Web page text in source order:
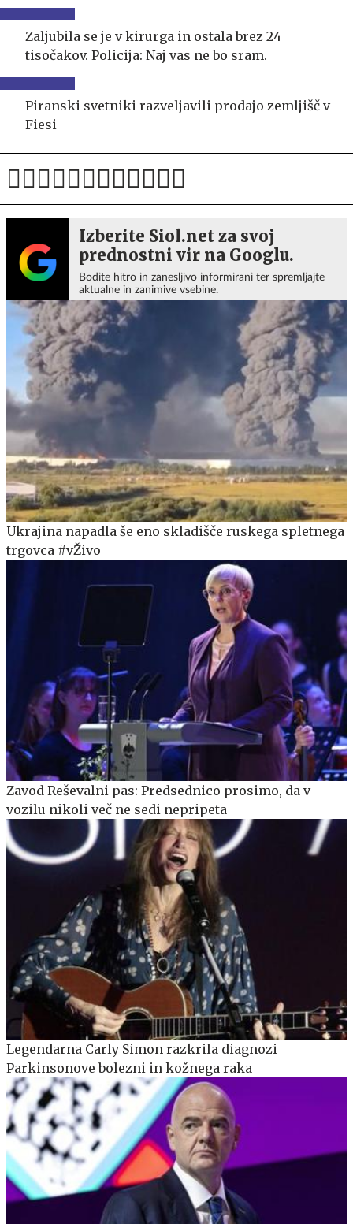
Zaljubila se je v kirurga in ostala brez 24
tisočakov. Policija: Naj vas ne bo sram.
Piranski svetniki razveljavili prodajo zemljišč v
Fiesi
Izberite Siol.net za svoj
prednostni vir na Googlu.
Bodite hitro in zanesljivo informirani ter spremljajte
aktualne in zanimive vsebine.
Ukrajina napadla še eno skladišče ruskega spletnega
trgovca #vŽivo
Zavod Reševalni pas: Predsednico prosimo, da v
vozilu nikoli več ne sedi nepripeta
Legendarna Carly Simon razkrila diagnozi
Parkinsonove bolezni in kožnega raka